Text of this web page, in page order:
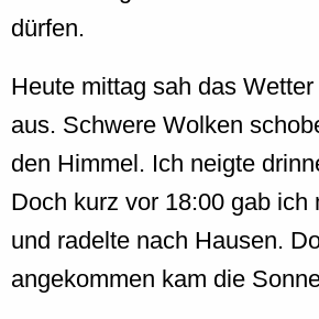
dürfen.
Heute mittag sah das
aus. Schwere Wolken
den Himmel. Ich neigte
Doch kurz vor 18:00 gab ich
und radelte nach Hausen.
angekommen kam die